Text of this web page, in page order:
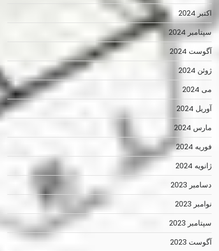
اکتبر 2024
سپتامبر 2024
آگوست 2024
ژوئن 2024
می 2024
آوریل 2024
مارس 2024
فوریه 2024
ژانویه 2024
دسامبر 2023
نوامبر 2023
سپتامبر 2023
آگوست 2023